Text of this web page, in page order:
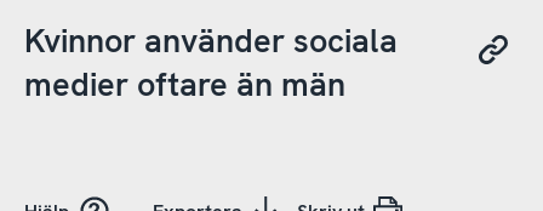
Kvinnor använder sociala
medier oftare än män